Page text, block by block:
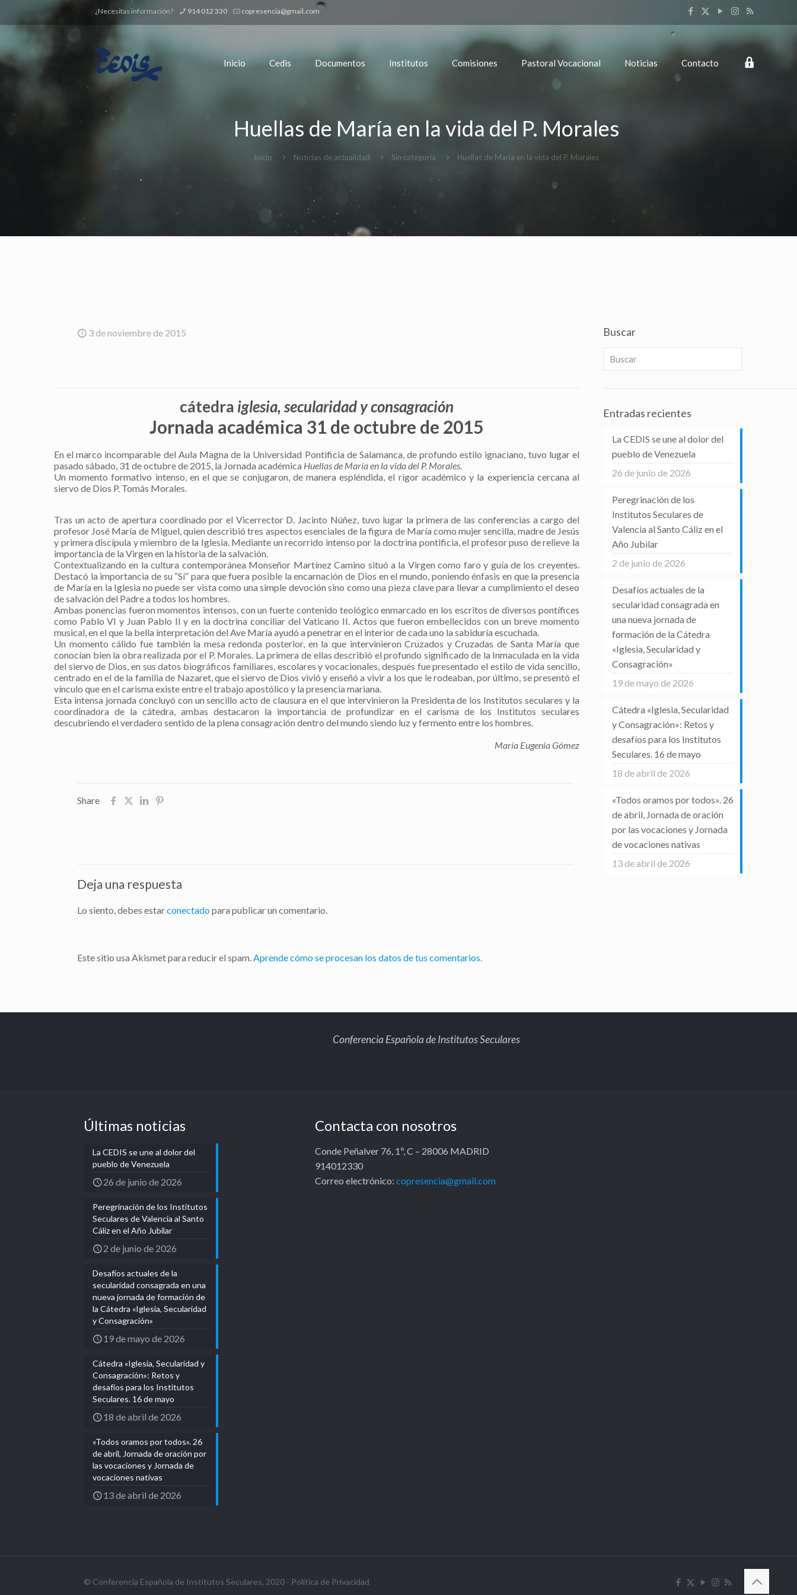
¿Necesitas información? 914 012 330 copresencia@gmail.com
Inicio Cedis Documentos Institutos Comisiones Pastoral Vocacional Noticias Contacto
Huellas de María en la vida del P. Morales
Inicio Noticias de actualidad Sin categoría Huellas de María en la vida del P. Morales
3 de noviembre de 2015
cátedra iglesia, secularidad y consagración
Jornada académica 31 de octubre de 2015
En el marco incomparable del Aula Magna de la Universidad Pontificia de Salamanca, de profundo estilo ignaciano, tuvo lugar el
pasado sábado, 31 de octubre de 2015, la Jornada académica Huellas de María en la vida del P. Morales
Un momento formativo intenso, en el que se conjugaron, de manera espléndida, el rigor académico y la experiencia cercana al
siervo de Dios P. Tomás Morales.
Tras un acto de apertura coordinado por el Vicerrector D. Jacinto Núñez, tuvo lugar la primera de las conferencias a cargo del
profesor José María de Miguel, quien describió tres aspectos esenciales de la figura de María como mujer sencilla, madre de Jesús
y primera discípula y miembro de la Iglesia. Mediante un recorrido intenso por la doctrina pontificia, el profesor puso de relieve la
importancia de la Virgen en la historia de la salvación.
Contextualizando en la cultura contemporánea Monseñor Martínez Camino situó a la Virgen como faro y guía de los creyentes.
Destacó la importancia de su “Sí” para que fuera posible la encarnación de Dios en el mundo, poniendo énfasis en que la presencia
de María en la Iglesia no puede ser vista como una simple devoción sino como una pieza clave para llevar a cumplimiento el deseo
de salvación del Padre a todos los hombres.
Ambas ponencias fueron momentos intensos, con un fuerte contenido teológico enmarcado en los escritos de diversos pontífices
como Pablo VI y Juan Pablo II y en la doctrina conciliar del Vaticano II. Actos que fueron embellecidos con un breve momento
musical, en el que la bella interpretación del Ave María ayudó a penetrar en el interior de cada uno la sabiduría escuchada.
Un momento cálido fue también la mesa redonda posterior, en la que intervinieron Cruzados y Cruzadas de Santa María que
conocían bien la obra realizada por el P. Morales. La primera de ellas describió el profundo significado de la Inmaculada en la vida
del siervo de Dios, en sus datos biográficos familiares, escolares y vocacionales, después fue presentado el estilo de vida sencillo,
centrado en el de la familia de Nazaret, que el siervo de Dios vivió y enseñó a vivir a los que le rodeaban, por último, se presentó el
vínculo que en el carisma existe entre el trabajo apostólico y la presencia mariana.
Esta intensa jornada concluyó con un sencillo acto de clausura en el que intervinieron la Presidenta de los Institutos seculares y la
coordinadora de la cátedra, ambas destacaron la importancia de profundizar en el carisma de los Institutos seculares
descubriendo el verdadero sentido de la plena consagración dentro del mundo siendo luz y fermento entre los hombres.
María Eugenia Gómez
Share
Deja una respuesta
Lo siento, debes estarconectadopara publicar un comentario.
Este sitio usa Akismet para reducir el spam. Aprende cómo se procesan los datos de tus comentarios.
Buscar
Entradas recientes
La CEDIS se une al dolor del
pueblo de Venezuela
26 de junio de 2026
Peregrinación de los
Institutos Seculares de
Valencia al Santo Cáliz en el
Año Jubilar
2 de junio de 2026
Desafíos actuales de la
secularidad consagrada en
una nueva jornada de
formación de la Cátedra
«Iglesia, Secularidad y
Consagración»
19 de mayo de 2026
Cátedra «Iglesia, Secularidad
y Consagración»: Retos y
desafíos para los Institutos
Seculares. 16 de mayo
18 de abril de 2026
«Todos oramos por todos». 26
de abril, Jornada de oración
por las vocaciones y Jornada
de vocaciones nativas
13 de abril de 2026
Conferencia Española de Institutos Seculares
Últimas noticias
La CEDIS se une al dolor del
pueblo de Venezuela
26 de junio de 2026
Peregrinación de los Institutos
Seculares de Valencia al Santo
Cáliz en el Año Jubilar
2 de junio de 2026
Desafíos actuales de la
secularidad consagrada en una
nueva jornada de formación de
la Cátedra «Iglesia, Secularidad
y Consagración»
19 de mayo de 2026
Cátedra «Iglesia, Secularidad y
Consagración»: Retos y
desafíos para los Institutos
Seculares. 16 de mayo
18 de abril de 2026
«Todos oramos por todos». 26
de abril, Jornada de oración por
las vocaciones y Jornada de
vocaciones nativas
13 de abril de 2026
Contacta con nosotros
Conde Peñalver 76, 1º, C – 28006 MADRID
914012330
Correo electrónico: copresencia@gmail.com
© Conferencia Española de Institutos Seculares, 2020 - Política de Privacidad